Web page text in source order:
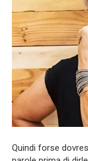
Quindi forse